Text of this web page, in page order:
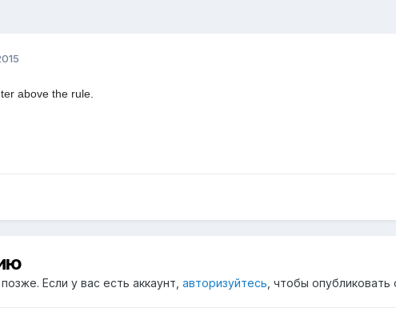
above the rule.
Если у вас есть аккаунт, авторизуйтесь , чтобы